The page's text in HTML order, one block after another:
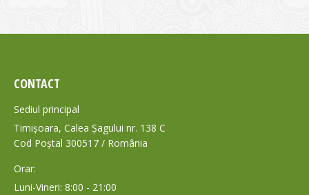
CONTACT
Sediul principal
Timișoara, Calea Șagului nr. 138 C
Cod Poștal 300517 / România
Orar:
Luni-Vineri: 8:00 - 21:00